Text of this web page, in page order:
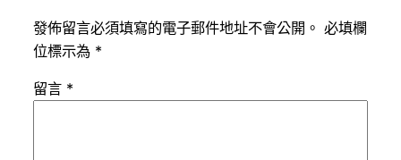
發佈留言必須填寫的電子郵件地址不會公開。 必填欄
位標示為 *
留言 *